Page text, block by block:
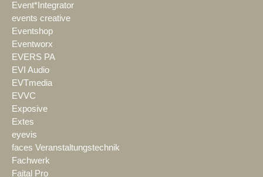
Event*Integrator
events creative
Eventshop
Eventworx
EVERS PA
EVI Audio
EVTmedia
EVVC
Exposive
Extes
eyevis
faces Veranstaltungstechnik
Fachwerk
Faital Pro